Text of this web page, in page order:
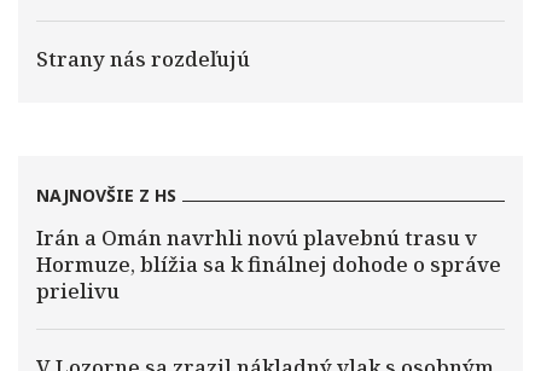
Strany nás rozdeľujú
NAJNOVŠIE Z HS
Irán a Omán navrhli novú plavebnú trasu v
Hormuze, blížia sa k finálnej dohode o správe
prielivu